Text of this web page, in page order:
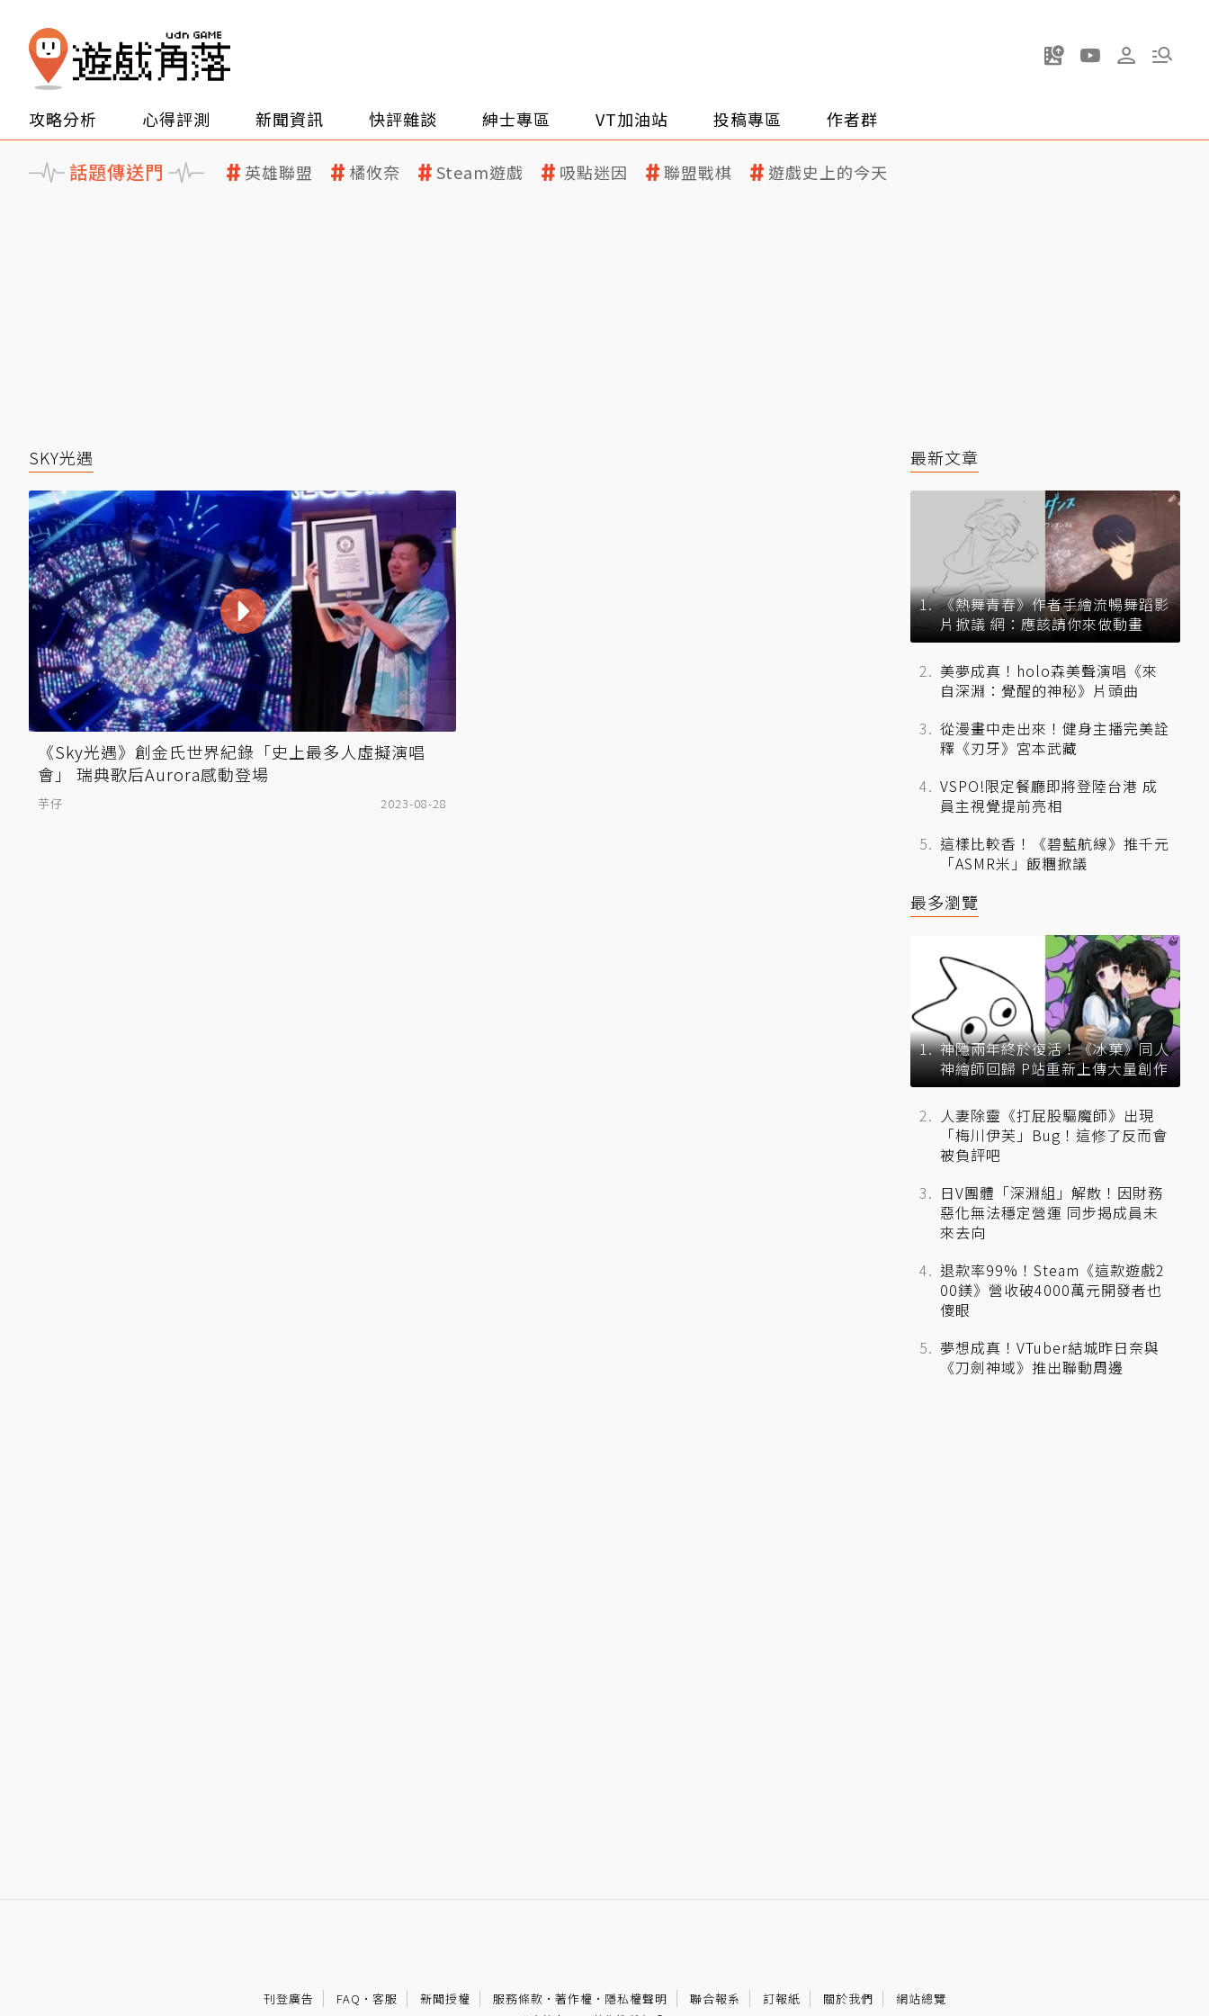
攻略分析 心得評測 新聞資訊 快評雜談 紳士專區 VT加油站 投稿專區 作者群
話題傳送門 英雄聯盟 橘攸奈 Steam遊戲 吸點迷因 聯盟戰棋 遊戲史上的今天
SKY光遇
《Sky光遇》創金氏世界紀錄「史上最多人虛擬演唱
會」 瑞典歌后Aurora感動登場
芋仔 2023-08-28
最新文章
《熱舞青春》作者手繪流暢舞蹈影
片掀議 網：應該請你來做動畫
美夢成真！holo森美聲演唱《來
自深淵：覺醒的神秘》片頭曲
從漫畫中走出來！健身主播完美詮
釋《刃牙》宮本武藏
VSPO!限定餐廳即將登陸台港 成
員主視覺提前亮相
這樣比較香！《碧藍航線》推千元
「ASMR米」飯糰掀議
最多瀏覽
神隱兩年終於復活！《冰菓》同人
神繪師回歸 P站重新上傳大量創作
人妻除靈《打屁股驅魔師》出現
「梅川伊芙」Bug！這修了反而會
被負評吧
日V團體「深淵組」解散！因財務
惡化無法穩定營運 同步揭成員未
來去向
退款率99%！Steam《這款遊戲2
00鎂》營收破4000萬元開發者也
傻眼
夢想成真！VTuber結城昨日奈與
《刀劍神域》推出聯動周邊
刊登廣告 FAQ · 客服 新聞授權 服務條款 · 著作權 · 隱私權聲明 聯合報系 訂報紙 關於我們 網站總覽